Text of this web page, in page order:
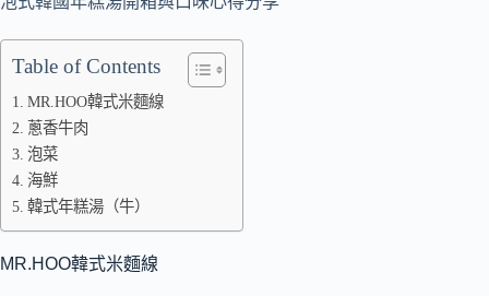
Table of Contents
MR.HOO韓式米麵線
蔥香牛肉
泡菜
海鮮
韓式年糕湯（牛）
MR.HOO韓式米麵線